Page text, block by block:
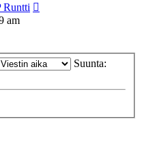
Runtti
am
Suunta: